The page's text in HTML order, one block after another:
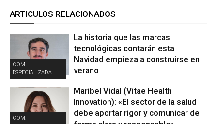
ARTICULOS RELACIONADOS
COM.
ESPECIALIZADA
La historia que las marcas
tecnológicas contarán esta
Navidad empieza a construirse en
verano
COM.
Maribel Vidal (Vitae Health
Innovation): «El sector de la salud
debe aportar rigor y comunicar de